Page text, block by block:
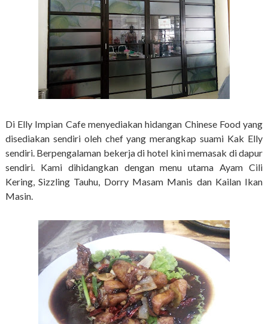
Di Elly Impian Cafe menyediakan hidangan Chinese Food yang
disediakan sendiri oleh chef yang merangkap suami Kak Elly
sendiri. Berpengalaman bekerja di hotel kini memasak di dapur
sendiri. Kami dihidangkan dengan menu utama Ayam Cili
Kering, Sizzling Tauhu, Dorry Masam Manis dan Kailan Ikan
Masin.